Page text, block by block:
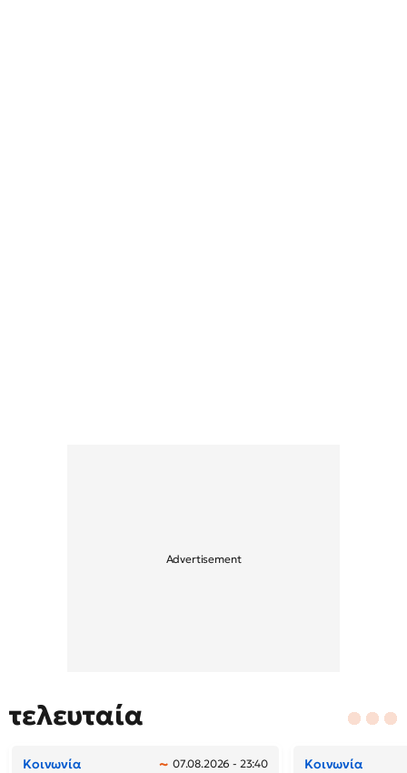
τελευταία
Κοινωνία 07.08.2026 - 23:40 Κοινωνία